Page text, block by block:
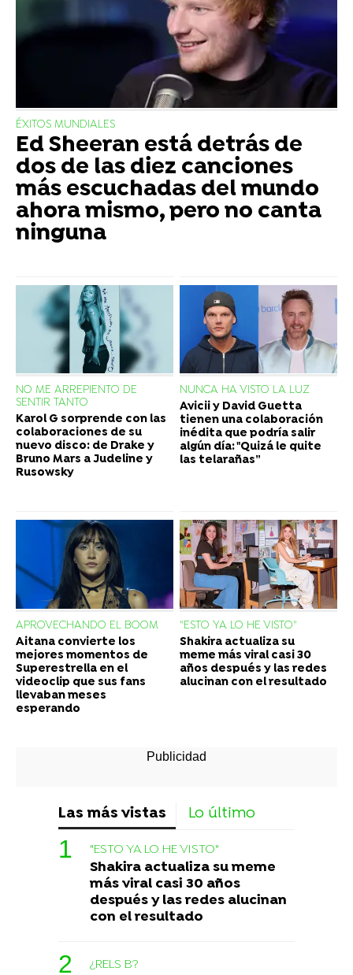
ÉXITOS MUNDIALES
Ed Sheeran está detrás de
dos de las diez canciones
más escuchadas del mundo
ahora mismo, pero no canta
ninguna
NO ME ARREPIENTO DE
SENTIR TANTO
Karol G sorprende con las
colaboraciones de su
nuevo disco: de Drake y
Bruno Mars a Judeline y
Rusowsky
NUNCA HA VISTO LA LUZ
Avicii y David Guetta
tienen una colaboración
inédita que podría salir
algún día: "Quizá le quite
las telarañas”
APROVECHANDO EL BOOM
Aitana convierte los
mejores momentos de
Superestrella en el
videoclip que sus fans
llevaban meses
esperando
"ESTO YA LO HE VISTO"
Shakira actualiza su
meme más viral casi 30
años después y las redes
alucinan con el resultado
Las más vistas Lo último
"ESTO YA LO HE VISTO"
Shakira actualiza su meme
más viral casi 30 años
después y las redes alucinan
con el resultado
¿RELS B?